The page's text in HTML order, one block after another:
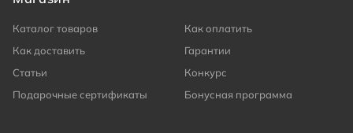
Каталог товаров
Как оплатить
Как доставить
Гарантии
Статьи
Конкурс
Подарочные сертификаты
Бонусная программа